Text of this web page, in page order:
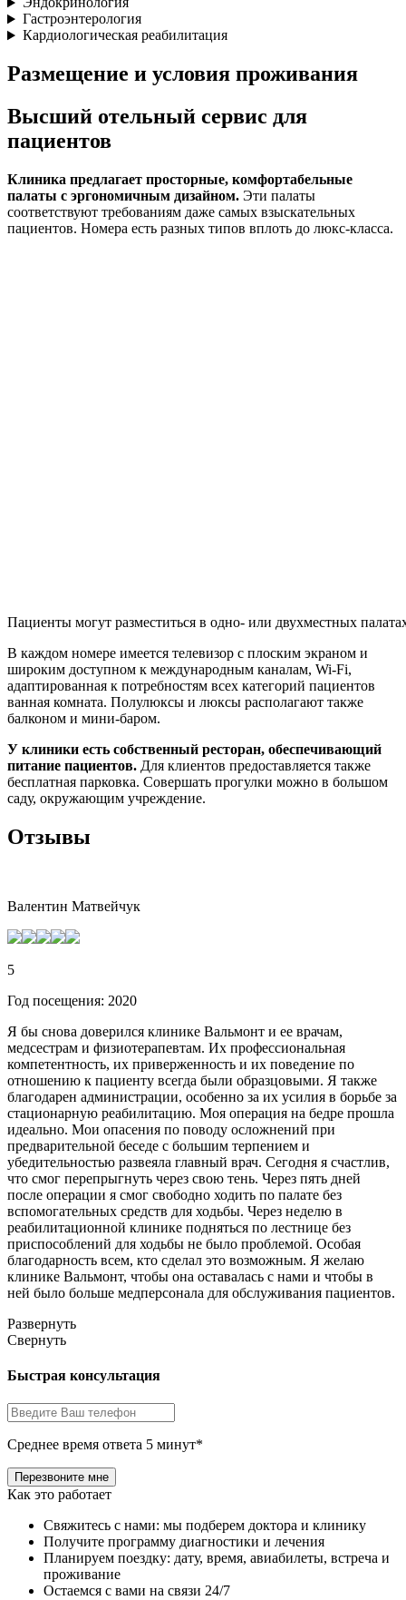
Гастроэнтерология
Кардиологическая реабилитация
Размещение и условия проживания
Высший отельный сервис для
пациентов
Клиника предлагает просторные, комфортабельные
палаты с эргономичным дизайном. Эти палаты
соответствуют требованиям даже самых взыскательных
пациентов. Номера есть разных типов вплоть до люкс-класса.
Пациенты могут разместиться в одно- или двухместных
В каждом номере имеется телевизор с плоским экраном и
широким доступном к международным каналам, Wi-Fi,
адаптированная к потребностям всех категорий пациентов
ванная комната. Полулюксы и люксы располагают также
балконом и мини-баром.
У клиники есть собственный ресторан, обеспечивающий
питание пациентов. Для клиентов предоставляется также
бесплатная парковка. Совершать прогулки можно в большом
саду, окружающим учреждение.
Отзывы
Валентин Матвейчук
5
Год посещения: 2020
Я бы снова доверился клинике Вальмонт и ее врачам,
медсестрам и физиотерапевтам. Их профессиональная
компетентность, их приверженность и их поведение по
отношению к пациенту всегда были образцовыми. Я также
благодарен администрации, особенно за их усилия в борьбе за
стационарную реабилитацию. Моя операция на бедре прошла
идеально. Мои опасения по поводу осложнений при
предварительной беседе с большим терпением и
убедительностью развеяла главный врач. Сегодня я счастлив,
что смог перепрыгнуть через свою тень. Через пять дней
после операции я смог свободно ходить по палате без
вспомогательных средств для ходьбы. Через неделю в
реабилитационной клинике подняться по лестнице без
приспособлений для ходьбы не было проблемой. Особая
благодарность всем, кто сделал это возможным. Я желаю
клинике Вальмонт, чтобы она оставалась с нами и чтобы в
ней было больше медперсонала для обслуживания пациентов.
Развернуть
Свернуть
Быстрая консультация
Среднее время ответа 5 минут*
Как это работает
Свяжитесь с нами: мы подберем доктора и клинику
Получите программу диагностики и лечения
Планируем поездку: дату, время, авиабилеты, встреча и
проживание
Остаемся с вами на связи 24/7